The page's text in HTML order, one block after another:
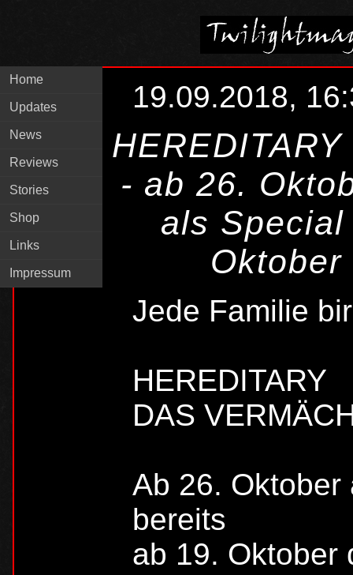
Home
Updates
News
Reviews
Stories
Shop
Links
Impressum
19.09.2018,
- ab 26.
als
Jede Familie
HEREDITARY
DAS
Ab 26. Oktober
bereits
ab 19. Oktober